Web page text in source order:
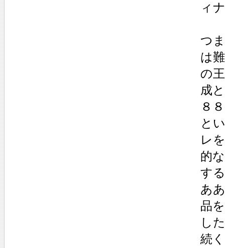
ィ
つ
は
の
成
８
と
レ
的
す
あ
品
し
続